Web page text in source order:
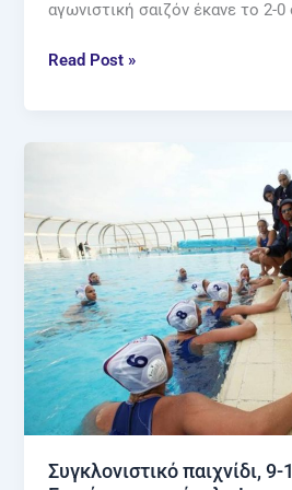
αγωνιστική σαιζόν έκανε το 2-
Read Post »
Συγκλονιστικό παιχνίδι,
10
έχασαν
οι
Γυναίκες
στα
πέναλτι!